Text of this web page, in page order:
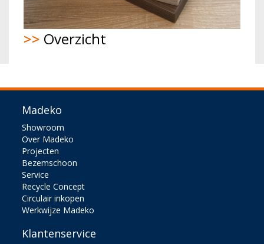
>> Overzicht
Madeko
Showroom
Over Madeko
Projecten
Bezemschoon
Service
Recycle Concept
Circulair inkopen
Werkwijze Madeko
Klantenservice